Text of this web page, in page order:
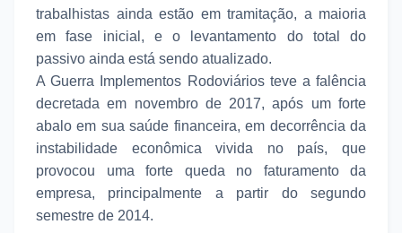
trabalhistas ainda estão em tramitação, a maioria
em fase inicial, e o levantamento do total do
passivo ainda está sendo atualizado.
A Guerra Implementos Rodoviários teve a falência
decretada em novembro de 2017, após um forte
abalo em sua saúde financeira, em decorrência da
instabilidade econômica vivida no país, que
provocou uma forte queda no faturamento da
empresa, principalmente a partir do segundo
semestre de 2014.